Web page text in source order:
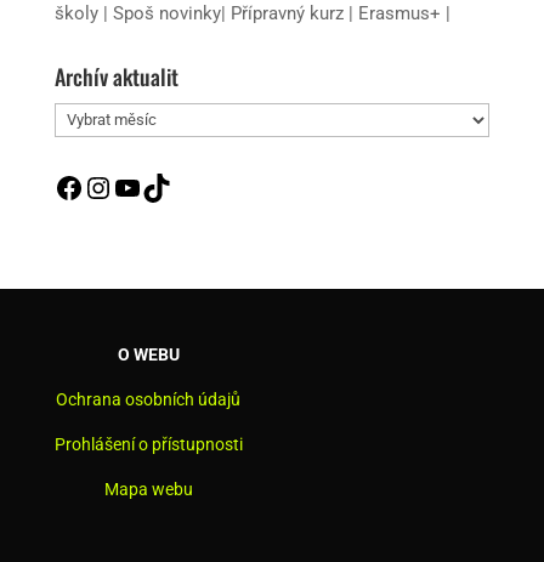
školy | Spoš novinky| Přípravný kurz| Erasmus+ |
Archív aktualit
Archív
aktualit
Facebook
Instagram
YouTube
TikTok
O WEBU
Ochrana osobních údajů
Prohlášení o přístupnosti
Mapa webu